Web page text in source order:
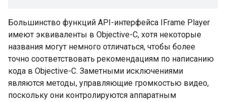
Большинство функций API-интерфейса IFrame Player
имеют эквиваленты в Objective-C, хотя некоторые
названия могут немного отличаться, чтобы более
точно соответствовать рекомендациям по написанию
кода в Objective-C. Заметными исключениями
являются методы, управляющие громкостью видео,
поскольку они контролируются аппаратным